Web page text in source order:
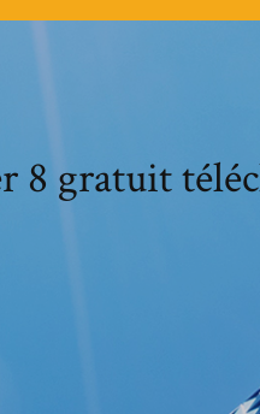
8 gratuit